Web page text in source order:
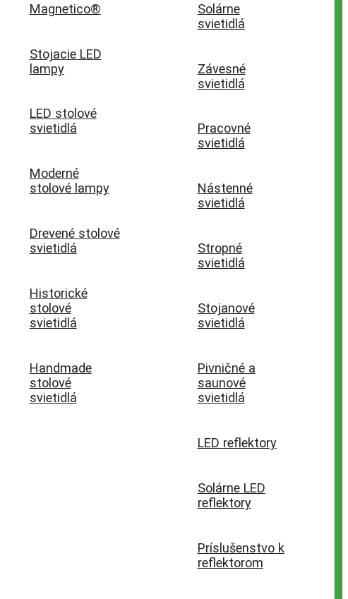
Magnetico®
Stojacie LED
lampy
LED stolové
svietidlá
Moderné
stolové lampy
Drevené stolové
svietidlá
Historické
stolové
svietidlá
Handmade
stolové
svietidlá
Solárne
svietidlá
Závesné
svietidlá
Pracovné
svietidlá
Nástenné
svietidlá
Stropné
svietidlá
Stojanové
svietidlá
Pivničné a
saunové
svietidlá
LED reflektory
Solárne LED
reflektory
Príslušenstvo k
reflektorom